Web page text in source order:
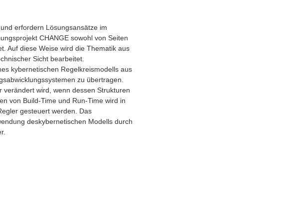
erfordern Lösungsansätze im
CHANGE sowohl von Seiten
Auf diese Weise wird die Thematik aus
Sicht bearbeitet.
kybernetischen Regelkreismodells aus
zu übertragen.
verändert wird, wenn dessen Strukturen
von Build-Time und Run-Time wird in
gesteuert werden. Das
deskybernetischen Modells durch